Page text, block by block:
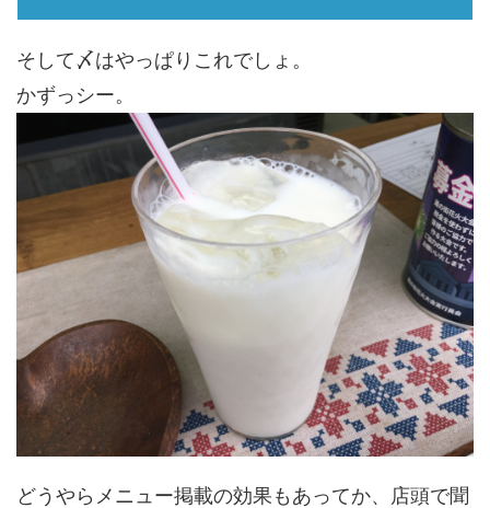
そして〆はやっぱりこれでしょ。
かずっシー。
どうやらメニュー掲載の効果もあってか、店頭で聞